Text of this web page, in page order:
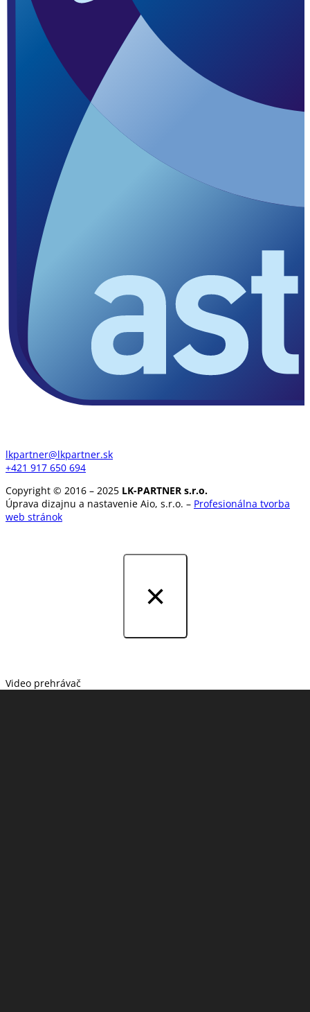
lkpartner@lkpartner.sk
+421 917 650 694
Copyright © 2016 – 2025 LK-PARTNER s.r.o.
Úprava dizajnu a nastavenie Aio, s.r.o. – Profesionálna tvorba
web stránok
×
Video prehrávač